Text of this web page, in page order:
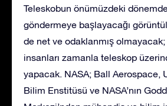
Teleskobun önümüzdeki
göndermeye başlayacağı
de net ve odaklanmış
insanları zamanla teleskop
yapacak. NASA; Ball Aerospace,
Bilim Enstitüsü ve NASA’nın